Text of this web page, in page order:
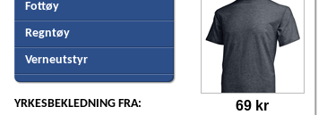
Fottøy
Regntøy
Verneutstyr
YRKESBEKLEDNING FRA: 69 kr